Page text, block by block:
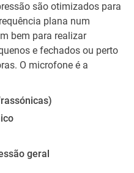
são otimizados para
plana num
bem para realizar
e fechados ou perto
O microfone é a
geral